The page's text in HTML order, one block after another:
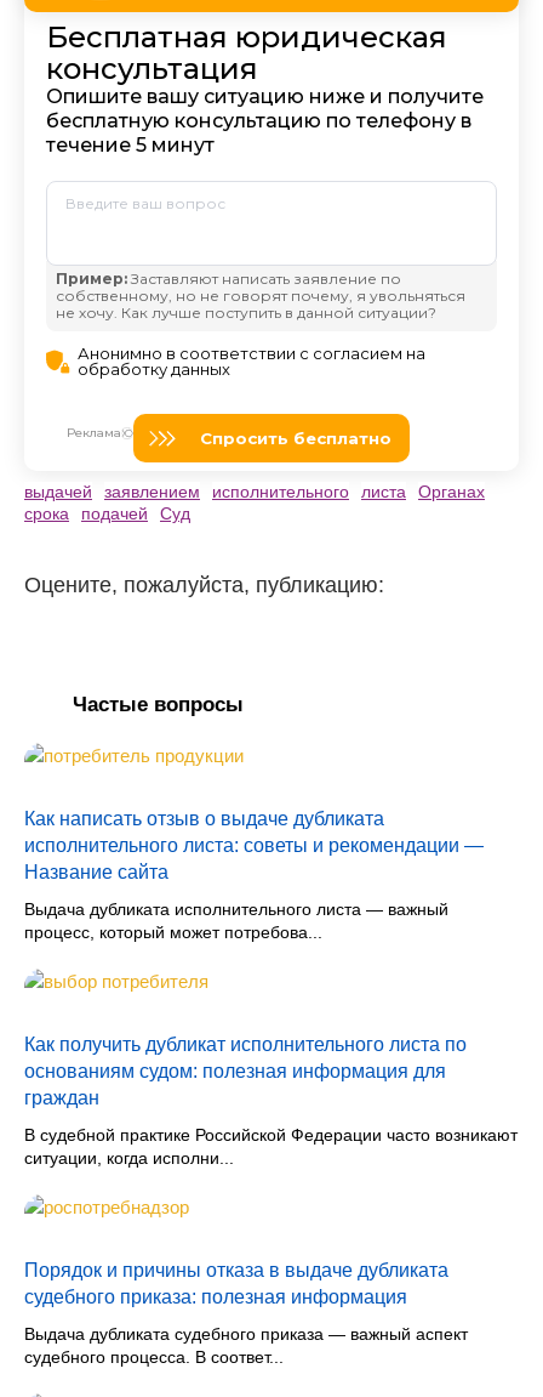
выдачей заявлением исполнительного листа
Органах
срока
подачей Суд
Оцените, пожалуйста, публикацию:
Частые вопросы
Как написать отзыв о выдаче дубликата
исполнительного листа: советы и рекомендации —
Название сайта
Выдача дубликата исполнительного листа — важный
процесс, который может потребова...
Как получить дубликат исполнительного листа по
основаниям судом: полезная информация для
граждан
В судебной практике Российской Федерации часто возникают
ситуации, когда исполни...
Порядок и причины отказа в выдаче дубликата
судебного приказа: полезная информация
Выдача дубликата судебного приказа — важный аспект
судебного процесса. В соответ...